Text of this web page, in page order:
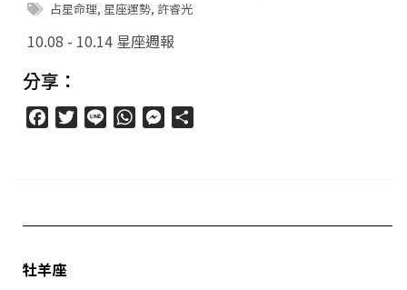
占星命理, 星座運勢, 許睿光
10.08 - 10.14 星座週報
分享：
FacebookTwitter
Line WhatsAppMessenger
牡羊座